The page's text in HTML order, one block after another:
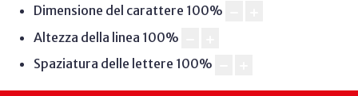
Dimensione del carattere 100%
Altezza della linea 100%
Spaziatura delle lettere 100%